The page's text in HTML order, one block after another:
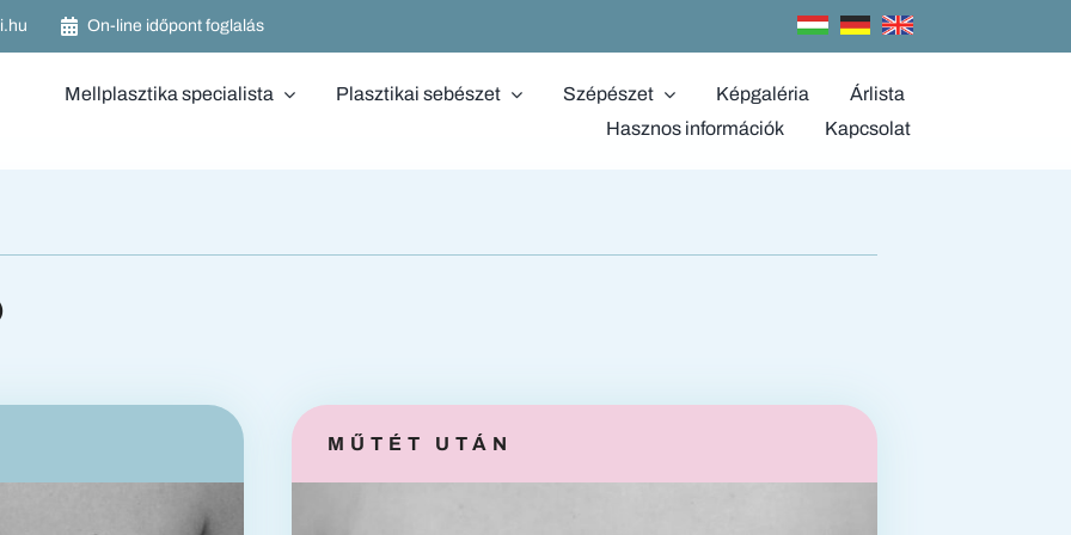
On-line időpont foglalás
Mellplasztika specialista Plasztikai sebészet Szépészet Képgaléria
Árlista
Hasznos információk
Kapcsolat
MŰTÉT UTÁN